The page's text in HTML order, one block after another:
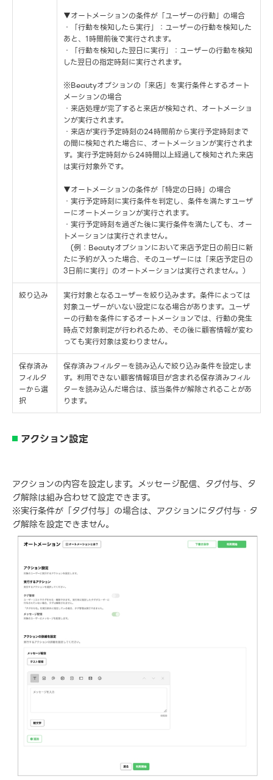
▼オートメーションの条件が「ユーザーの行動」の場合
・「行動を検知したら実行」：ユーザーの行動を検知した
あと、1時間前後で実行されます。
・「行動を検知した翌日に実行」：ユーザーの行動を検知
した翌日の指定時刻に実行されます。
※Beautyオプションの「来店」を実行条件とするオート
メーションの場合
・来店処理が完了すると来店が検知され、オートメーショ
ンが実行されます。
・来店が実行予定時刻の24時間前から実行予定時刻まで
の間に検知された場合に、オートメーションが実行されま
す。実行予定時刻から24時間以上経過して検知された来店
は実行対象外です。
▼オートメーションの条件が「特定の日時」の場合
・実行予定時刻に実行条件を判定し、条件を満たすユーザ
ーにオートメーションが実行されます。
・実行予定時刻を過ぎた後に実行条件を満たしても、オー
トメーションは実行されません。
(例：Beautyオプションにおいて来店予定日の前日に新
たに予約が入った場合、そのユーザーには「来店予定日の
3日前に実行」のオートメーションは実行されません。）
絞り込み
実行対象となるユーザーを絞り込みます。条件によっては
対象ユーザーがいない設定になる場合があります。ユーザ
ーの行動を条件にするオートメーションでは、行動の発生
時点で対象判定が行われるため、その後に顧客情報が変わ
っても実行対象は変わりません。
保存済み
フィルタ
ーから選
択
保存済みフィルターを読み込んで絞り込み条件を設定しま
す。利用できない顧客情報項目が含まれる保存済みフィル
ターを読み込んだ場合は、該当条件が解除されることがあ
ります。
アクション設定
アクションの内容を設定します。メッセージ配信、タグ付与、タ
グ解除は組み合わせて設定できます。
※実行条件が「タグ付与」の場合は、アクションにタグ付与・タ
グ解除を設定できません。